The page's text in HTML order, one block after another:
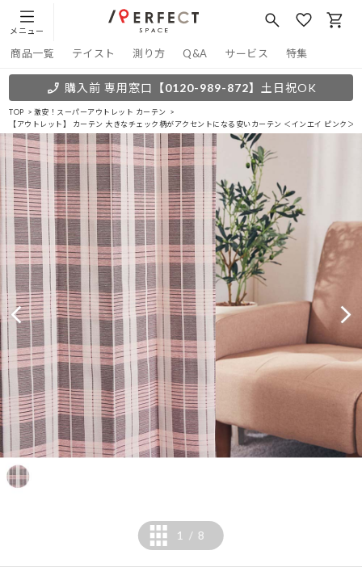
メニュー
商品一覧 テイスト 測り方 Q&A サービス 特集
購入前 専用窓口 【0120-989-872】 土日祝OK
TOP
激安！スーパーアウトレット カーテン
【アウトレット】 カーテン 大きなチェック柄がアクセントになる安いカーテン ＜インエイ ピンク＞
1 / 8